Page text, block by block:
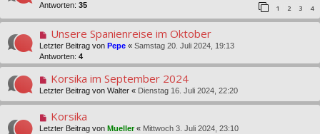
Antworten: 35 1 2 3 4
Unsere Spanienreise im Oktober
Letzter Beitrag von Pepe « Samstag 20. Juli 2024, 19:13
Antworten: 4
Korsika im September 2024
Letzter Beitrag von Walter « Dienstag 16. Juli 2024, 22:20
Korsika
Letzter Beitrag von Mueller« Mittwoch 3. Juli 2024, 23:10